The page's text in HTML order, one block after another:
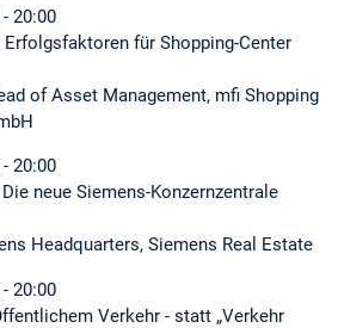
20:00
Erfolgsfaktoren für Shopping-Center
of Asset Management, mfi Shopping
20:00
neue Siemens-Konzernzentrale
Headquarters, Siemens Real Estate
20:00
Verkehr - statt „Verkehr